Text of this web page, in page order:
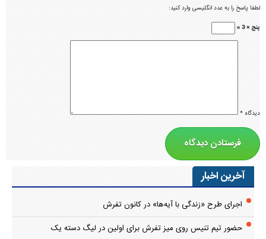
لطفا پاسخ را به عدد انگلیسی وارد کنید:
پنج × 3 =
دیدگاه*
آخرین اخبار
اجرای طرح «زندگی با آیه‌ها» در کانون تفرش
حضور تیم تنیس روی میز تفرش برای اولین در لیگ دسته یک